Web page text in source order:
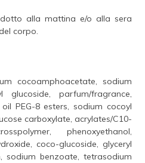
alla mattina e/o alla sera
corpo.
cocoamphoacetate, sodium
glucoside, parfum/fragrance,
PEG-8 esters, sodium cocoyl
carboxylate, acrylates/C10-
phenoxyethanol,
coco-glucoside, glyceryl
sodium benzoate, tetrasodium